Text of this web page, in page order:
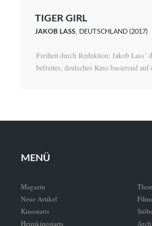
TIGER GIRL
JAKOB LASS , DEUTSCHLAND (2017)
Freiheit durch Reduktion: Jakob Lass’
befreites, deutsches Kino basierend auf
MENÜ
Magazin
Neue Artikel
Kinostarts
Heimkinostarts